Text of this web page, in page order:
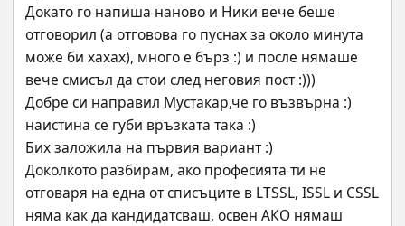
Докато го напиша наново и Ники вече беше
отговорил (а отговова го пуснах за около минута
може би хахах), много е бърз :) и после нямаше
вече смисъл да стои след неговия пост :)))
Добре си направил Мустакар,че го възвърна :)
наистина се губи връзката така :)
Бих заложила на първия вариант :)
Доколкото разбирам, ако професията ти не
отговаря на една от списъците в LTSSL, ISSL и CSSL
няма как да кандидатсваш, освен АКО нямаш